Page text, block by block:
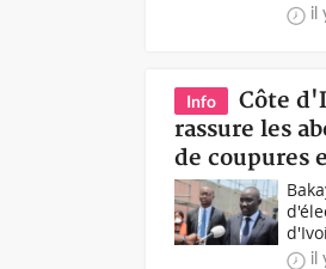
il
Info
Côte
rassure les
de coupures
il